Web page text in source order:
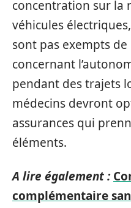
concentration sur la
véhicules
sont pas exempts
concernant
pendant des trajets
médecins devront
assurances qui
éléments.
A lire également :
complémentaire